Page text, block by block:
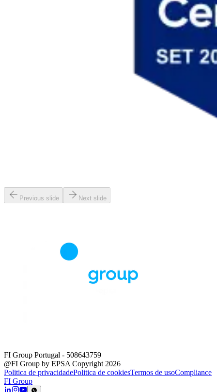
Previous slide Next slide
FI Group Portugal - 508643759
@FI Group by EPSA Copyright 2026
Politica de privacidadePolitica de cookiesTermos de usoCompliance
FI Group